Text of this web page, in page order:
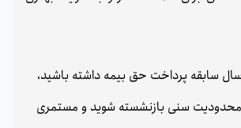
اگر شما 30 سال سابقه پرداخت حق بیمه داشته باشید،
محدودیت سنی بازنشسته شوید و مستمری